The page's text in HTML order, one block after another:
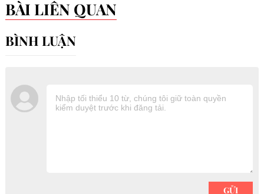
BÀI LIÊN QUAN